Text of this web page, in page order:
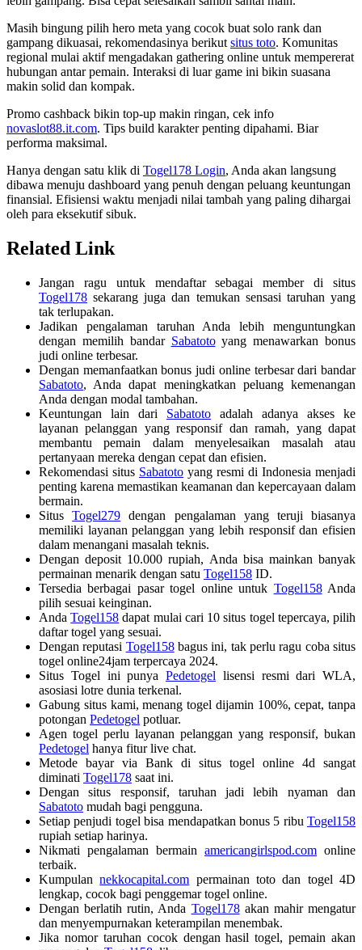
Masih bingung pilih hero meta yang cocok buat solo rank dan
gampang dikuasai, rekomendasinya berikut situs toto. Komunitas
regional mulai aktif mengadakan gathering online untuk mempererat
hubungan antar pemain. Interaksi di luar game ini bikin suasana
makin solid dan kompak.
Promo cashback bikin top-up makin ringan, cek info
novaslot88.it.com. Tips build karakter penting dipahami. Biar
performa maksimal.
Hanya dengan satu klik di Togel178 Login, Anda akan langsung
dibawa menuju dashboard yang penuh dengan peluang keuntungan
finansial. Efisiensi waktu menjadi nilai tambah yang paling dihargai
oleh para eksekutif sibuk.
Related Link
Jangan ragu untuk mendaftar sebagai member di situs
Togel178 sekarang juga dan temukan sensasi taruhan yang
tak terlupakan.
Jadikan pengalaman taruhan Anda lebih menguntungkan
dengan memilih bandar Sabatotoyang menawarkan bonus
judi online terbesar.
Dengan memanfaatkan bonus judi online terbesar dari bandar
Sabatoto, Anda dapat meningkatkan peluang kemenangan
Anda dengan modal tambahan.
Keuntungan lain dari Sabatoto adalah adanya akses ke
layanan pelanggan yang responsif dan ramah, yang dapat
membantu pemain dalam menyelesaikan masalah atau
pertanyaan mereka dengan cepat dan efisien.
Rekomendasi situs Sabatoto yang resmi di Indonesia menjadi
penting karena memastikan keamanan dan kepercayaan dalam
bermain.
SitusTogel279 dengan pengalaman yang teruji biasanya
memiliki layanan pelanggan yang lebih responsif dan efisien
dalam menangani masalah teknis.
Dengan deposit 10.000 rupiah, Anda bisa mainkan banyak
permainan menarik dengan satu Togel158 ID.
Tersedia berbagai pasar togel online untuk Togel158Anda
pilih sesuai keinginan.
AndaTogel158 dapat mulai cari 10 situs togel tepercaya, pilih
daftar togel yang sesuai.
Dengan reputasi Togel158bagus ini, tak perlu ragu coba situs
togel online24jam terpercaya 2024.
Situs Togel ini punya Pedetogel lisensi resmi dari WLA,
asosiasi lotre dunia terkenal.
Gabung situs kami, menang togel dijamin 100%, cepat, tanpa
potongan Pedetogel potluar.
Agen togel perlu layanan pelanggan yang responsif, bukan
Pedetogel hanya fitur live chat.
Metode bayar via Bank di situs togel online 4d sangat
diminati Togel178 saat ini.
Dengan situs responsif, taruhan jadi lebih nyaman dan
Sabatoto mudah bagi pengguna.
Setiap penjudi togel bisa mendapatkan bonus 5 ribu Togel158
rupiah setiap harinya.
Nikmati pengalaman bermain americangirlspod.com online
terbaik.
Kumpulannekkocapital.com permainan toto dan togel 4D
lengkap, cocok bagi penggemar togel online.
Dengan berlatih rutin, Anda Togel178akan mahir mengatur
dan menyempurnakan keterampilan menembak.
Jika nomor taruhan cocok dengan hasil togel, pemain akan